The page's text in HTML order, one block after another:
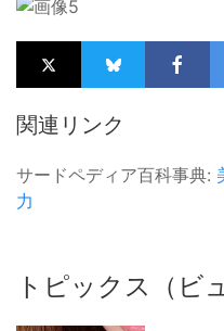
関連リンク
サードペディア百科事典:
力
トピックス（ビ